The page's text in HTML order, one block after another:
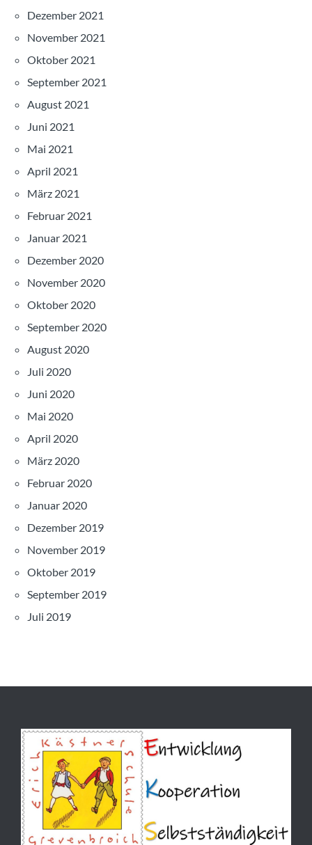
Dezember 2021
November 2021
Oktober 2021
September 2021
August 2021
Juni 2021
Mai 2021
April 2021
März 2021
Februar 2021
Januar 2021
Dezember 2020
November 2020
Oktober 2020
September 2020
August 2020
Juli 2020
Juni 2020
Mai 2020
April 2020
März 2020
Februar 2020
Januar 2020
Dezember 2019
November 2019
Oktober 2019
September 2019
Juli 2019